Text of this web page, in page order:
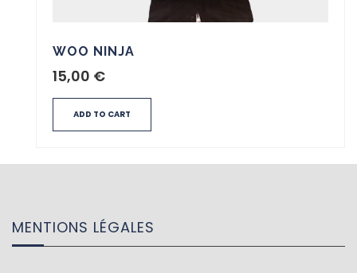
WOO NINJA
15,00 €
ADD TO CART
MENTIONS LÉGALES